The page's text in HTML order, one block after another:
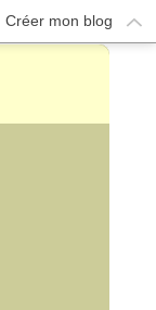
Créer mon blog